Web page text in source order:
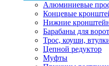
Алюминиевые
Концевые
Нижние
Барабаны для ворот
Трос, коуши,
Цепной редуктор
Муфты